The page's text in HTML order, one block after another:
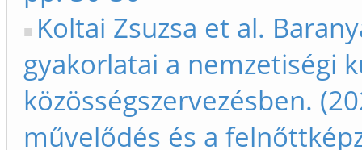
Koltai Zsuzsa et al.
gyakorlatai a nemzetiségi
közösségszervezésben.
művelődés és a